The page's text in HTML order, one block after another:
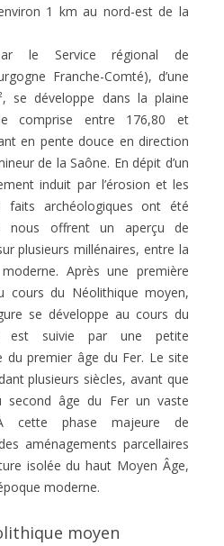
1 km au nord-est de la
le Service régional de
Franche-Comté), d’une
se développe dans la plaine
comprise entre 176,80 et
en pente douce en direction
de la Saône. En dépit d’un
induit par l’érosion et les
faits archéologiques ont été
nous offrent un aperçu de
plusieurs millénaires, entre la
Après une première
cours du Néolithique moyen,
se développe au cours du
est suivie par une petite
du premier âge du Fer. Le site
plusieurs siècles, avant que
second âge du Fer un vaste
cette phase majeure de
aménagements parcellaires
isolée du haut Moyen Âge,
moderne.
moyen